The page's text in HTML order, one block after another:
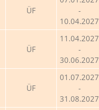
ÜF
-
10.04.2027
ÜF
11.04.2027
-
30.06.2027
ÜF
01.07.2027
-
31.08.2027